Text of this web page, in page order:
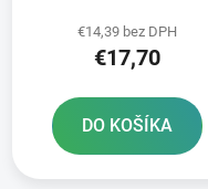
€14,39 bez DPH
€17,70
DO KOŠÍKA